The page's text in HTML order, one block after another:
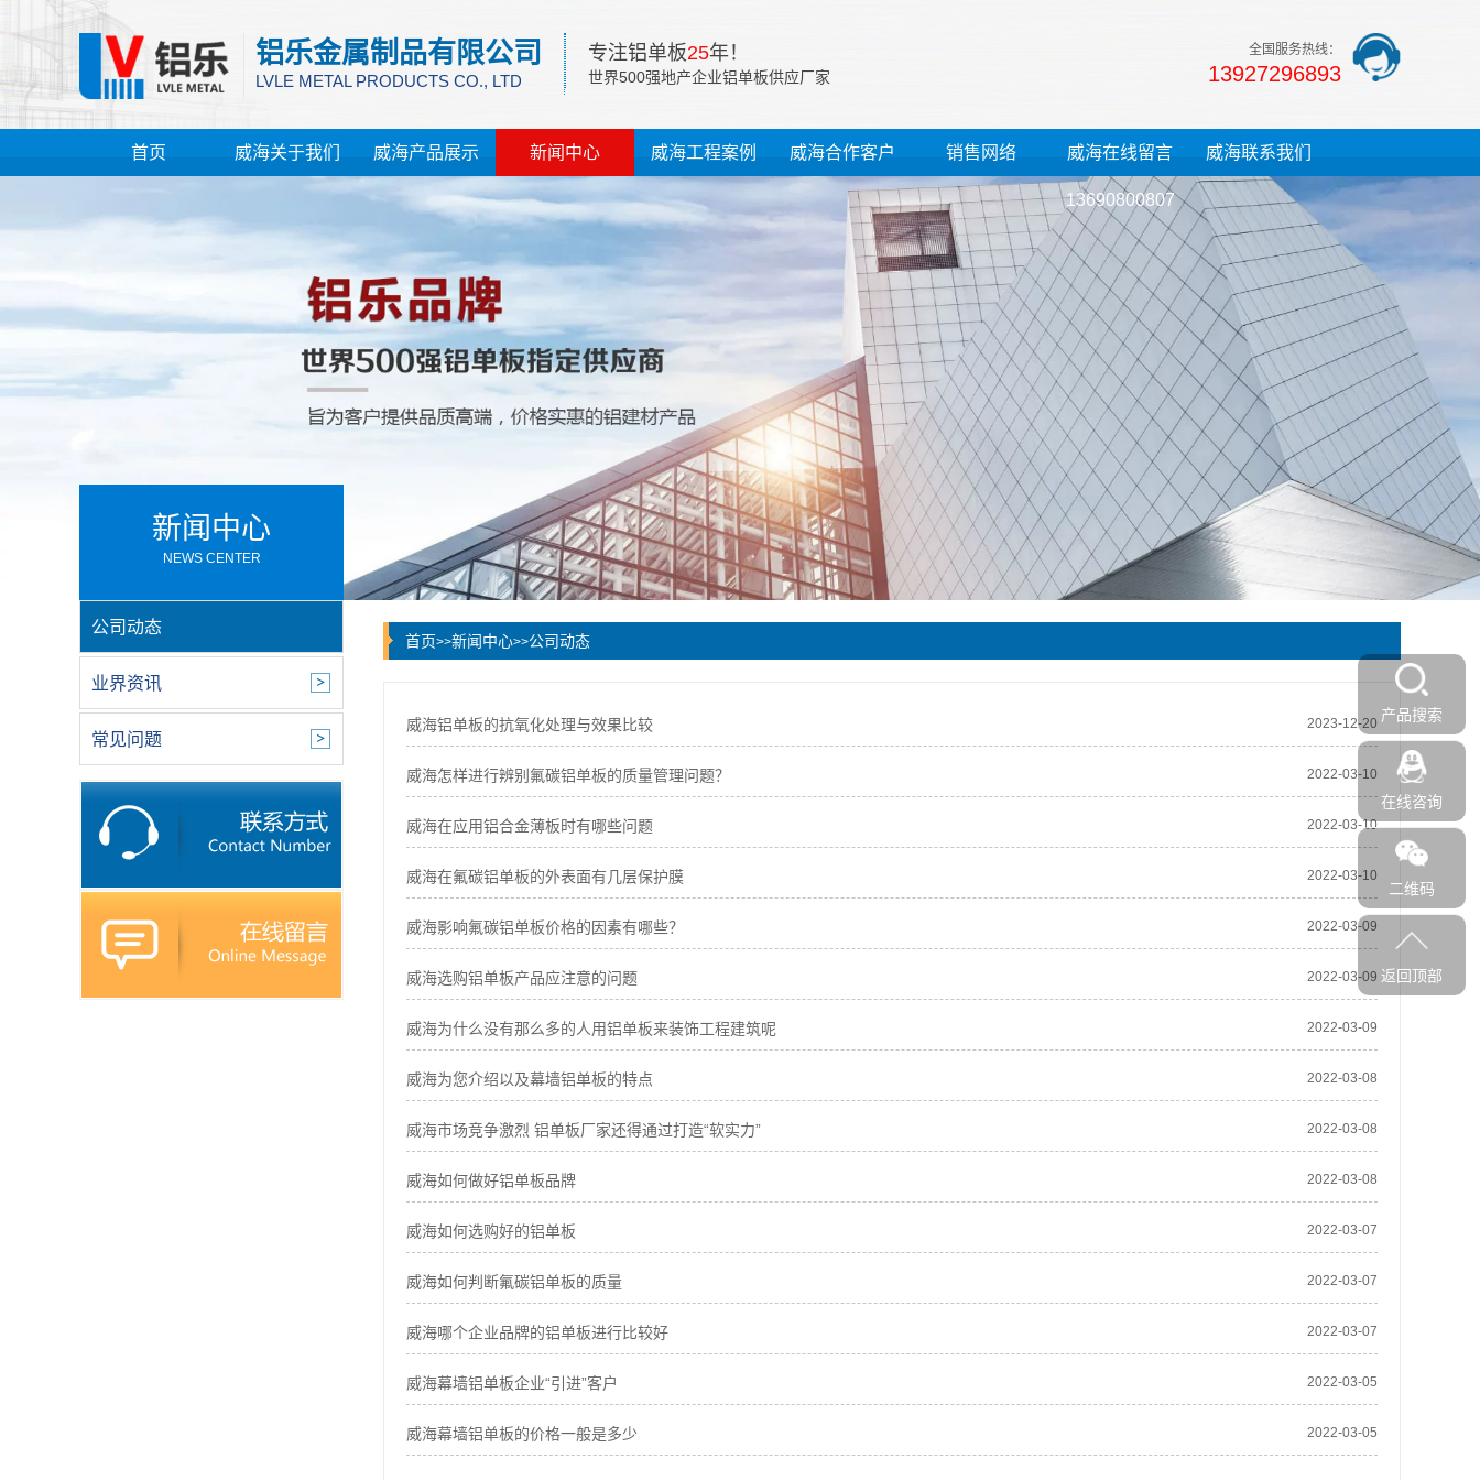
铝乐金属制品有限公司
LVLE METAL PRODUCTS CO., LTD
专注铝单板25年！
世界500强地产企业铝单板供应厂家
全国服务热线：
13927296893
首页 威海关于我们 威海产品展示 新闻中心 威海工程案例 威海合作客户 销售网络 威海在线留言
13690800807
威海联系我们
新闻中心
NEWS CENTER
公司动态
业界资讯
常见问题
首页>>新闻中心>>公司动态
威海铝单板的抗氧化处理与效果比较 2023-12-20
威海怎样进行辨别氟碳铝单板的质量管理问题？ 2022-03-10
威海在应用铝合金薄板时有哪些问题 2022-03-10
威海在氟碳铝单板的外表面有几层保护膜 2022-03-10
威海影响氟碳铝单板价格的因素有哪些？ 2022-03-09
威海选购铝单板产品应注意的问题 2022-03-09
威海为什么没有那么多的人用铝单板来装饰工程建筑呢 2022-03-09
威海为您介绍以及幕墙铝单板的特点 2022-03-08
威海市场竞争激烈 铝单板厂家还得通过打造“软实力” 2022-03-08
威海如何做好铝单板品牌 2022-03-08
威海如何选购好的铝单板 2022-03-07
威海如何判断氟碳铝单板的质量 2022-03-07
威海哪个企业品牌的铝单板进行比较好 2022-03-07
威海幕墙铝单板企业“引进”客户 2022-03-05
威海幕墙铝单板的价格一般是多少 2022-03-05
产品搜索
在线咨询
二维码
返回顶部